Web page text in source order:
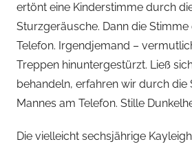
ertönt eine Kinderstimme durch
Sturzgeräusche. Dann die Stimme
Telefon. Irgendjemand –
Treppen hinuntergestürzt. Ließ
behandeln, erfahren wir durch die
Mannes am Telefon. Stille
Die vielleicht sechsjährige